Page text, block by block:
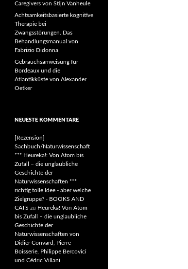
Caregivers von Stijn Vanheule
Achtsamkeitsbasierte kognitive
Therapie bei
Zwangsstörungen. Das
Behandlungsmanual von
Fabrizio Didonna
Gebrauchsanweisung für
Bordeaux und die
Atlantikküste von Alexander
Oetker
NEUESTE KOMMENTARE
[Rezension]
Sachbuch/Naturwissenschaft
*** Heureka!: Von Atom bis
Zufall – die unglaubliche
Geschichte der
Naturwissenschaften ***
richtig tolle Idee - aber welche
Zielgruppe? - BOOKS AND
CATS zu Heureka! Von Atom
bis Zufall – die unglaubliche
Geschichte der
Naturwissenschaften von
Didier Convard, Pierre
Boisserie, Philippe Bercovici
und Cédric Villani